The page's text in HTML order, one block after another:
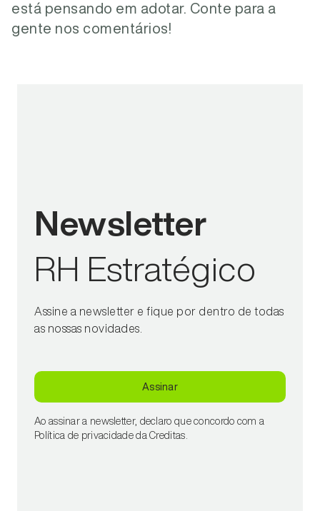
está pensando em adotar. Conte para a
gente nos comentários!
Newsletter
RH Estratégico
Assine a newsletter e fique por dentro de todas
as nossas novidades.
Assinar
Ao assinar a newsletter, declaro que concordo com a
Política de privacidade da Creditas.